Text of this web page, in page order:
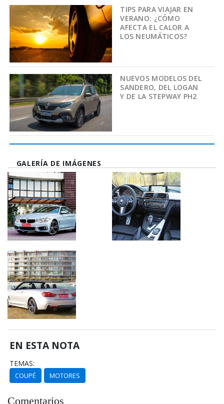
TIPS PARA VIAJAR EN
VERANO: ¿CÓMO
AFECTA EL CALOR A
LOS NEUMÁTICOS?
NUEVOS MODELOS DEL
SANDERO, DEL LOGAN
Y DE LA STEPWAY PH2
GALERÍA DE IMÁGENES
EN ESTA NOTA
TEMAS:
COUPÉ MOTORES
Comentarios